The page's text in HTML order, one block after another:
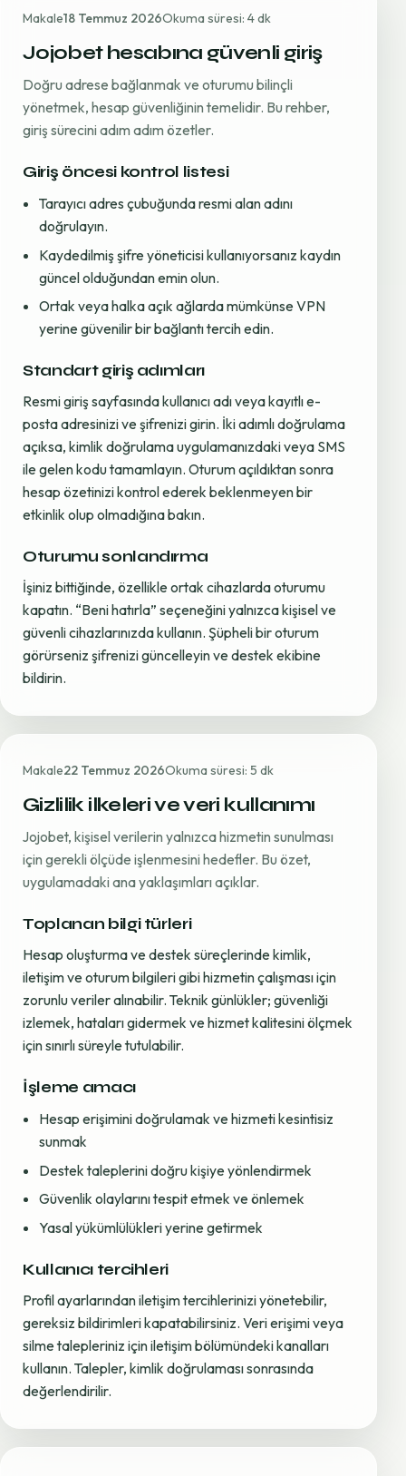
Makale18 Temmuz 2026Okuma süresi: 4 dk
Jojobet hesabına güvenli giriş
Doğru adrese bağlanmak ve oturumu bilinçli
yönetmek, hesap güvenliğinin temelidir. Bu rehber,
giriş sürecini adım adım özetler.
Giriş öncesi kontrol listesi
Tarayıcı adres çubuğunda resmi alan adını
doğrulayın.
Kaydedilmiş şifre yöneticisi kullanıyorsanız kaydın
güncel olduğundan emin olun.
Ortak veya halka açık ağlarda mümkünse VPN
yerine güvenilir bir bağlantı tercih edin.
Standart giriş adımları
Resmi giriş sayfasında kullanıcı adı veya kayıtlı e-
posta adresinizi ve şifrenizi girin. İki adımlı doğrulama
açıksa, kimlik doğrulama uygulamanızdaki veya SMS
ile gelen kodu tamamlayın. Oturum açıldıktan sonra
hesap özetinizi kontrol ederek beklenmeyen bir
etkinlik olup olmadığına bakın.
Oturumu sonlandırma
İşiniz bittiğinde, özellikle ortak cihazlarda oturumu
kapatın. “Beni hatırla” seçeneğini yalnızca kişisel ve
güvenli cihazlarınızda kullanın. Şüpheli bir oturum
görürseniz şifrenizi güncelleyin ve destek ekibine
bildirin.
Makale22 Temmuz 2026Okuma süresi: 5 dk
Gizlilik ilkeleri ve veri kullanımı
Jojobet, kişisel verilerin yalnızca hizmetin sunulması
için gerekli ölçüde işlenmesini hedefler. Bu özet,
uygulamadaki ana yaklaşımları açıklar.
Toplanan bilgi türleri
Hesap oluşturma ve destek süreçlerinde kimlik,
iletişim ve oturum bilgileri gibi hizmetin çalışması için
zorunlu veriler alınabilir. Teknik günlükler; güvenliği
izlemek, hataları gidermek ve hizmet kalitesini ölçmek
için sınırlı süreyle tutulabilir.
İşleme amacı
Hesap erişimini doğrulamak ve hizmeti kesintisiz
sunmak
Destek taleplerini doğru kişiye yönlendirmek
Güvenlik olaylarını tespit etmek ve önlemek
Yasal yükümlülükleri yerine getirmek
Kullanıcı tercihleri
Profil ayarlarından iletişim tercihlerinizi yönetebilir,
gereksiz bildirimleri kapatabilirsiniz. Veri erişimi veya
silme talepleriniz için iletişim bölümündeki kanalları
kullanın. Talepler, kimlik doğrulaması sonrasında
değerlendirilir.